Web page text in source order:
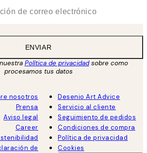
ENVIAR
Política de privacidadsobre como
procesamos tus datos
nosotros
Prensa
Aviso legal
Career
de
Desenio Art Advice
Servicio al cliente
Seguimiento de pedidos
Condiciones de compra
Política de privacidad
Cookies